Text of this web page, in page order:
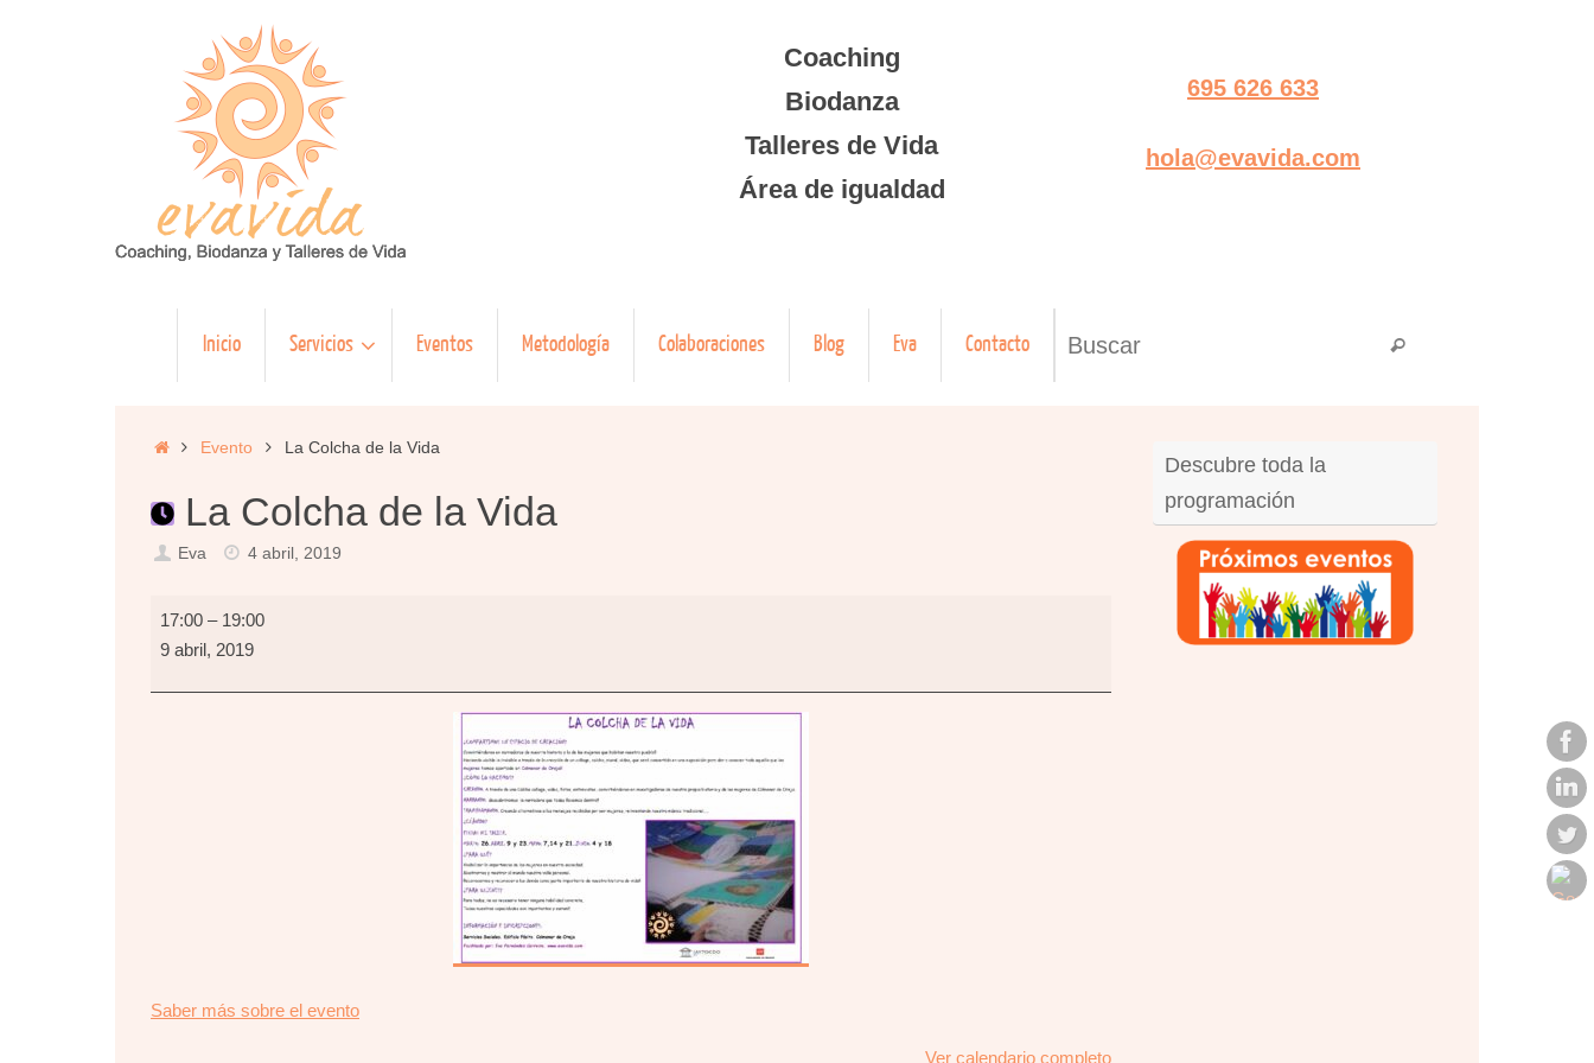
Coaching
Biodanza
Talleres de Vida
Área de igualdad
695 626 633
hola@evavida.com
Inicio Servicios Eventos Metodología Colaboraciones Blog Eva Contacto Buscar
InicioEvento La Colcha de la Vida
La Colcha de la Vida
Eva 4 abril, 2019
La
Colcha
la
17:00 – 19:00
9 abril, 2019
Saber más sobre el eventoabout
Ver calendario completo
Descubre toda la
programación